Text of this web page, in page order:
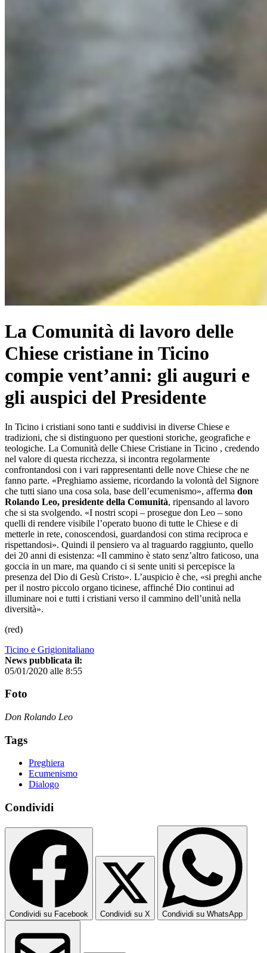
La Comunità di lavoro delle
Chiese cristiane in Ticino
compie vent’anni: gli auguri e
gli auspici del Presidente
In Ticino i cristiani sono tanti e suddivisi in diverse Chiese e
tradizioni, che si distinguono per questioni storiche, geografiche e
teologiche. La Comunità delle Chiese Cristiane in Ticino , credendo
nel valore di questa ricchezza, si incontra regolarmente
confrontandosi con i vari rappresentanti delle nove Chiese che ne
fanno parte. «Preghiamo assieme, ricordando la volontà del Signore
che tutti siano una cosa sola, base dell’ecumenismo», afferma don
Rolando Leo, presidente della Comunità, ripensando al lavoro
che si sta svolgendo. «I nostri scopi – prosegue don Leo – sono
quelli di rendere visibile l’operato buono di tutte le Chiese e di
metterle in rete, conoscendosi, guardandosi con stima reciproca e
rispettandosi». Quindi il pensiero va al traguardo raggiunto, quello
dei 20 anni di esistenza: «Il cammino è stato senz’altro faticoso, una
goccia in un mare, ma quando ci si sente uniti si percepisce la
presenza del Dio di Gesù Cristo». L’auspicio è che, «si preghi anche
per il nostro piccolo organo ticinese, affinché Dio continui ad
illuminare noi e tutti i cristiani verso il cammino dell’unità nella
diversità».
(red)
Ticino e Grigionitaliano
News pubblicata il:
05/01/2020 alle 8:55
Foto
Don Rolando Leo
Tags
Preghiera
Ecumenismo
Dialogo
Condividi
Condividi su Facebook Condividi su X Condividi su WhatsApp